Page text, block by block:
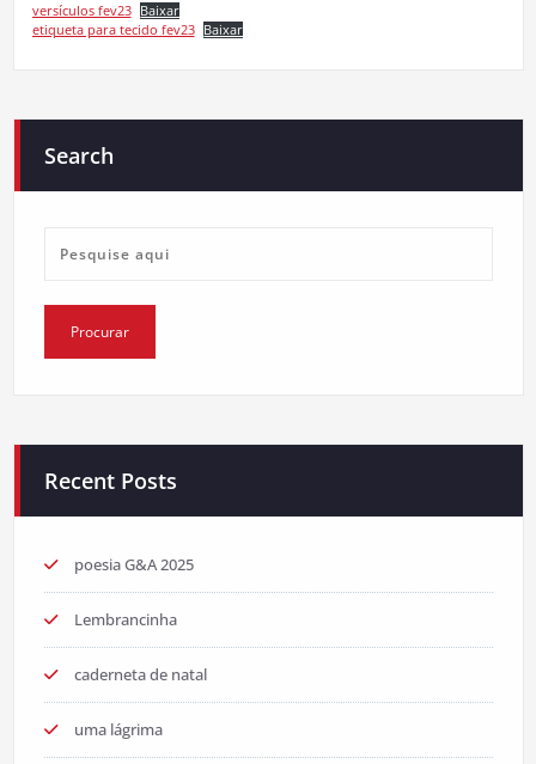
versículos fev23
Baixar
etiqueta para tecido fev23
Baixar
Search
Recent Posts
poesia G&A 2025
Lembrancinha
caderneta de natal
uma lágrima